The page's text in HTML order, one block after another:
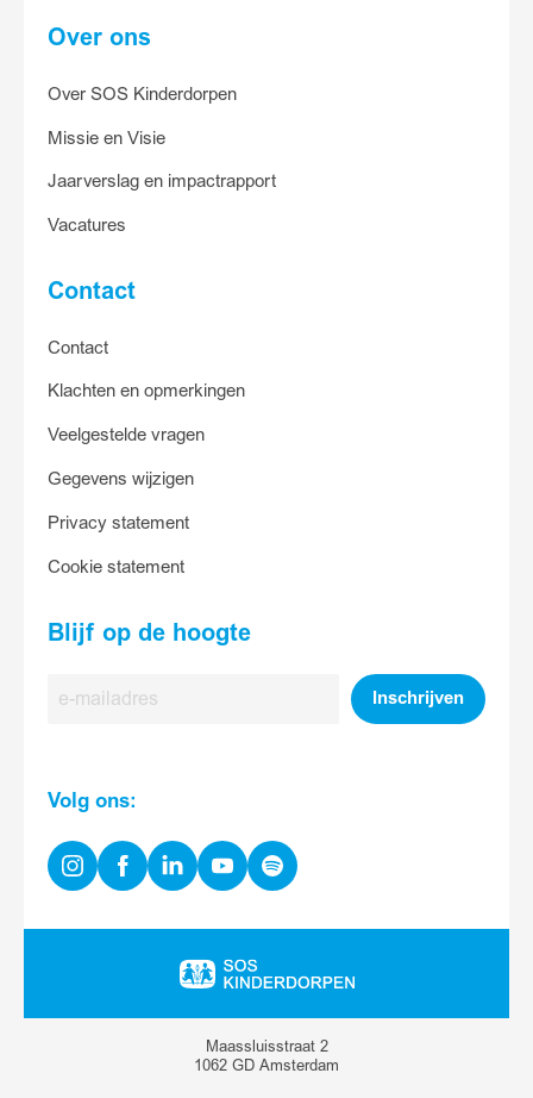
Over ons
Over SOS Kinderdorpen
Missie en Visie
Jaarverslag en impactrapport
Vacatures
Contact
Contact
Klachten en opmerkingen
Veelgestelde vragen
Gegevens wijzigen
Privacy statement
Cookie statement
Blijf op de hoogte
E-
Inschrijven
Volg ons:
InstagramFacebookLinkedinYoutubeSpotify
Ga
naar
homepage
Maassluisstraat 2
1062 GD Amsterdam